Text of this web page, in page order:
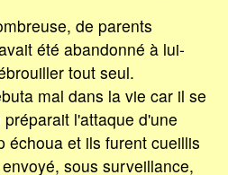
de parents
été abandonné à lui-
tout seul.
mal dans la vie car il se
l'attaque d'une
échoua et ils furent cueillis
sous surveillance,